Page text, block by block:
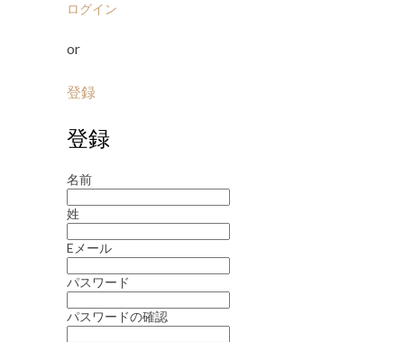
ログイン
or
登録
登録
名前
姓
Eメール
パスワード
パスワードの確認